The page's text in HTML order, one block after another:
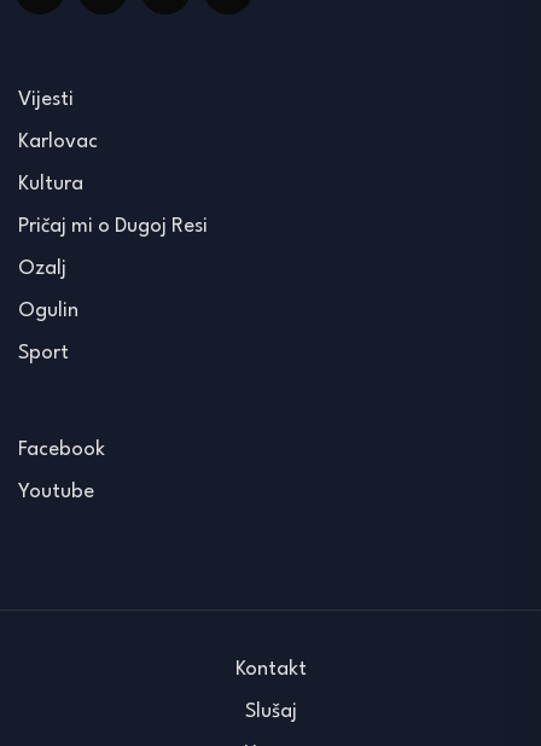
Vijesti
Karlovac
Kultura
Pričaj mi o Dugoj Resi
Ozalj
Ogulin
Sport
Facebook
Youtube
Kontakt
Slušaj